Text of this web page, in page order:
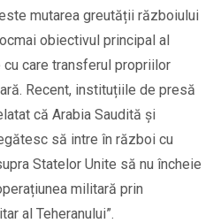
mutarea greutății războiului
obiectivul principal al
care transferul propriilor
Recent, instituțiile de presă
că Arabia Saudită și
să intre în război cu
Statelor Unite să nu încheie
militară prin
al Teheranului”.